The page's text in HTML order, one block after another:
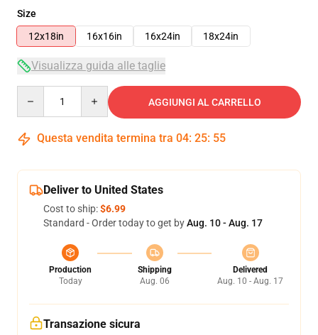
Size
12x18in
16x16in 16x24in 18x24in
Visualizza guida alle taglie
AGGIUNGI AL CARRELLO
Questa vendita termina tra 04: 25: 55
Deliver to United States
Cost to ship:$6.99
Standard - Order today to get byAug. 10 - Aug. 17
Production
Today
Shipping
Aug. 06
Delivered
Aug. 10 - Aug. 17
Transazione sicura